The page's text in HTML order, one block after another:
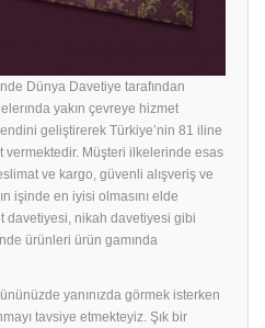
Dünya Davetiye tarafından
yakın çevreye hizmet
geliştirerek Türkiye’nin 81 iline
vermektedir. Müşteri ilkelerinde esas
ve kargo, güvenli alışveriş ve
işinde en iyisi olmasını elde
davetiyesi, nikah davetiyesi gibi
ürünleri ürün gamında
yanınızda görmek isterken
tavsiye etmekteyiz. Şık bir